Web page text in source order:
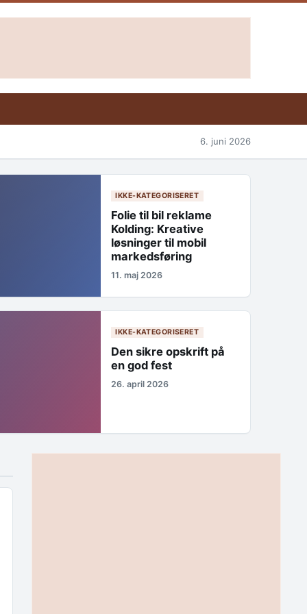
6. juni 2026
IKKE-KATEGORISERET
Folie til bil reklame
Kolding: Kreative
løsninger til mobil
markedsføring
11. maj 2026
IKKE-KATEGORISERET
Den sikre opskrift på
en god fest
26. april 2026